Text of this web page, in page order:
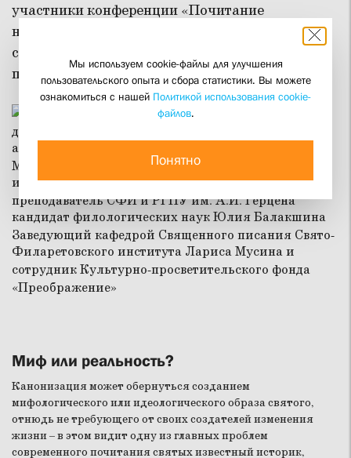
участники конференции «Почитание
новомучеников и исповедников и
свидетельство о Церкви сегодня», прошедшей
под Санкт-Петербургом 1 февраля.
Миф или реальность?
Канонизация может обернуться созданием
мифологического или идеологического образа святого,
отнюдь не требующего от своих создателей изменения
жизни – в этом видит одну из главных проблем
современного почитания святых известный историк,
Мы используем cookie-файлы для улучшения
пользовательского опыта и сбора статистики. Вы можете
ознакомиться с нашей Политикой использования cookie-
файлов.
Понятно